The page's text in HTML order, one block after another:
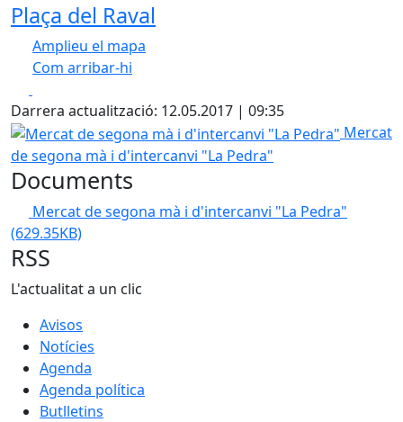
Plaça del Raval
Amplieu el mapa
Com arribar-hi
+
−
Darrera actualització: 12.05.2017 | 09:35
Mercat de segona mà i d'intercanvi "La Pedra"
Mercat
de segona mà i d'intercanvi "La Pedra"
Documents
Mercat de segona mà i d'intercanvi "La Pedra"
(629.35KB)
RSS
L'actualitat a un clic
Avisos
Notícies
Agenda
Agenda política
Butlletins